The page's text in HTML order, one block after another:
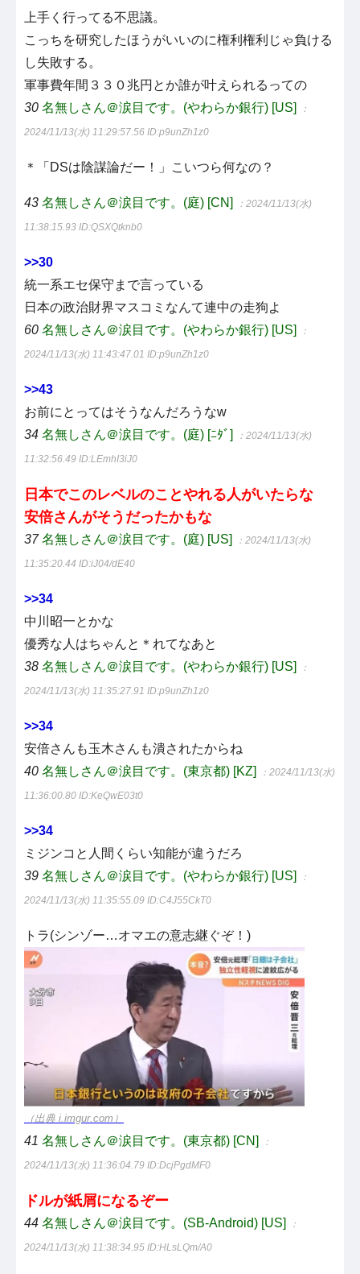
上手く行ってる不思議。
こっちを研究したほうがいいのに権利権利じゃ負ける
し失敗する。
軍事費年間３３０兆円とか誰が叶えられるっての
30 名無しさん＠涙目です。(やわらか銀行) [US] ：
2024/11/13(水) 11:29:57.56 ID:p9unZh1z0
＊「DSは陰謀論だー！」こいつら何なの？
43 名無しさん＠涙目です。(庭) [CN] ：2024/11/13(水)
11:38:15.93 ID:QSXQtknb0
>>30
統一系エセ保守まで言っている
日本の政治財界マスコミなんて連中の走狗よ
60 名無しさん＠涙目です。(やわらか銀行) [US] ：
2024/11/13(水) 11:43:47.01 ID:p9unZh1z0
>>43
お前にとってはそうなんだろうなw
34 名無しさん＠涙目です。(庭) [ﾆﾀﾞ] ：2024/11/13(水)
11:32:56.49 ID:LEmhI3iJ0
日本でこのレベルのことやれる人がいたらな
安倍さんがそうだったかもな
37 名無しさん＠涙目です。(庭) [US] ：2024/11/13(水)
11:35:20.44 ID:iJ04/dE40
>>34
中川昭一とかな
優秀な人はちゃんと＊れてなあと
38 名無しさん＠涙目です。(やわらか銀行) [US] ：
2024/11/13(水) 11:35:27.91 ID:p9unZh1z0
>>34
安倍さんも玉木さんも潰されたからね
40 名無しさん＠涙目です。(東京都) [KZ] ：2024/11/13(水)
11:36:00.80 ID:KeQwE03t0
>>34
ミジンコと人間くらい知能が違うだろ
39 名無しさん＠涙目です。(やわらか銀行) [US] ：
2024/11/13(水) 11:35:55.09 ID:C4J55CkT0
トラ(シンゾー…オマエの意志継ぐぞ！)
（出典 i.imgur.com）
41 名無しさん＠涙目です。(東京都) [CN] ：
2024/11/13(水) 11:36:04.79 ID:DcjPgdMF0
ドルが紙屑になるぞー
44 名無しさん＠涙目です。(SB-Android) [US] ：
2024/11/13(水) 11:38:34.95 ID:HLsLQm/A0